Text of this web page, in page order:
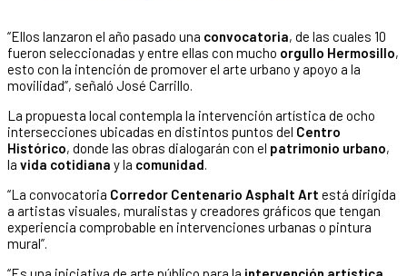
“Ellos lanzaron el año pasado una convocatoria, de las cuales 10
fueron seleccionadas y entre ellas con mucho orgullo Hermosillo,
esto con la intención de promover el arte urbano y apoyo a la
movilidad”, señaló José Carrillo.
La propuesta local contempla la intervención artística de ocho
intersecciones ubicadas en distintos puntos del Centro
Histórico, donde las obras dialogarán con el patrimonio urbano,
la vida cotidiana y la comunidad.
“La convocatoria Corredor Centenario Asphalt Art está dirigida
a artistas visuales, muralistas y creadores gráficos que tengan
experiencia comprobable en intervenciones urbanas o pintura
mural”.